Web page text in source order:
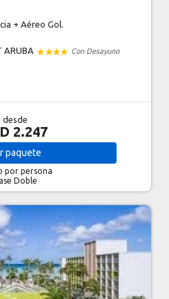
+ Aéreo Gol.
ARUBA
Con Desayuno
desde
2.247
paquete
por persona
Doble